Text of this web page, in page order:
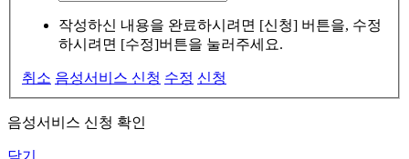
작성하신 내용을 완료하시려면 [신청] 버튼을, 수정
하시려면 [수정]버튼을 눌러주세요.
취소 음성서비스 신청 수정 신청
음성서비스 신청 확인
닫기